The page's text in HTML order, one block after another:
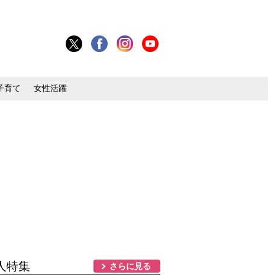
育て 女性活躍
特集 さらに見る